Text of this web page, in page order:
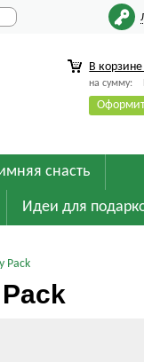
В корзине
на сумму:
снасть
Идеи для
Pack